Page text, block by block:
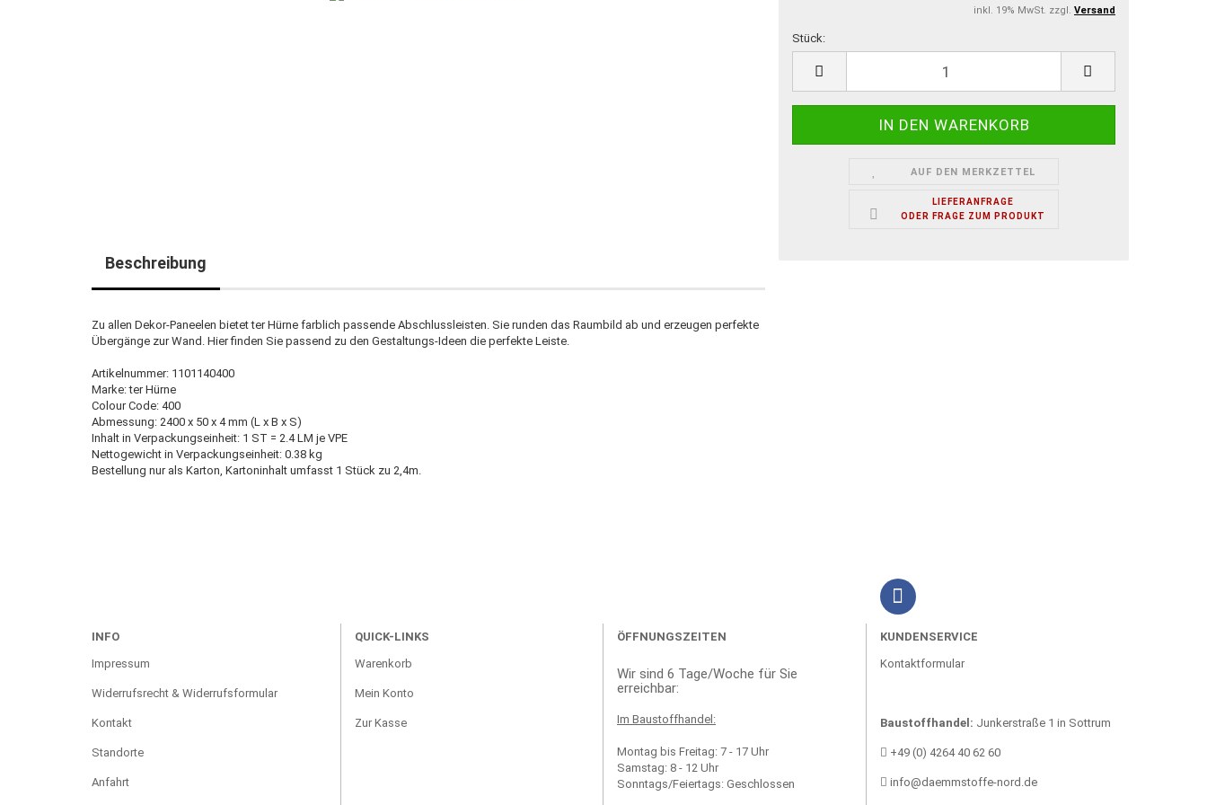
inkl. 19% MwSt. zzgl. Versand
Stück:
Stück
AUF DEN MERKZETTEL
LIEFERANFRAGE
ODER FRAGE ZUM PRODUKT
Beschreibung
Zu allen Dekor-Paneelen bietet ter Hürne farblich passende Abschlussleisten. Sie runden das Raumbild ab und erzeugen perfekte
Übergänge zur Wand. Hier finden Sie passend zu den Gestaltungs-Ideen die perfekte Leiste.
Artikelnummer: 1101140400
Marke: ter Hürne
Colour Code: 400
Abmessung: 2400 x 50 x 4 mm (L x B x S)
Inhalt in Verpackungseinheit: 1 ST = 2.4 LM je VPE
Nettogewicht in Verpackungseinheit: 0.38 kg
Bestellung nur als Karton, Kartoninhalt umfasst 1 Stück zu 2,4m.
INFO
Impressum
Widerrufsrecht & Widerrufsformular
Kontakt
Standorte
Anfahrt
QUICK-LINKS
Warenkorb
Mein Konto
Zur Kasse
ÖFFNUNGSZEITEN
Wir sind 6 Tage/Woche für Sie
erreichbar:
Im Baustoffhandel:
Montag bis Freitag: 7 - 17 Uhr
Samstag: 8 - 12 Uhr
Sonntags/Feiertags: Geschlossen
KUNDENSERVICE
Kontaktformular
Baustoffhandel: Junkerstraße 1 in Sottrum
+49 (0) 4264 40 62 60
info@daemmstoffe-nord.de